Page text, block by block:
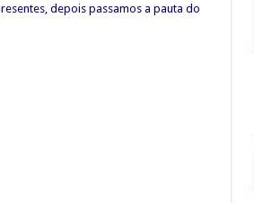
depois passamos a pauta do